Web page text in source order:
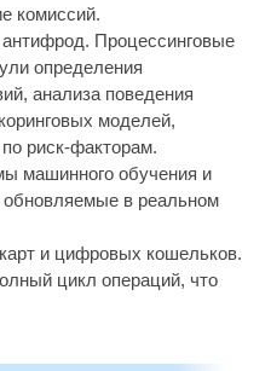
комиссий.
Процессинговые
определения
анализа поведения
моделей,
риск-факторам.
машинного обучения и
обновляемые в реальном
и цифровых кошельков.
цикл операций, что